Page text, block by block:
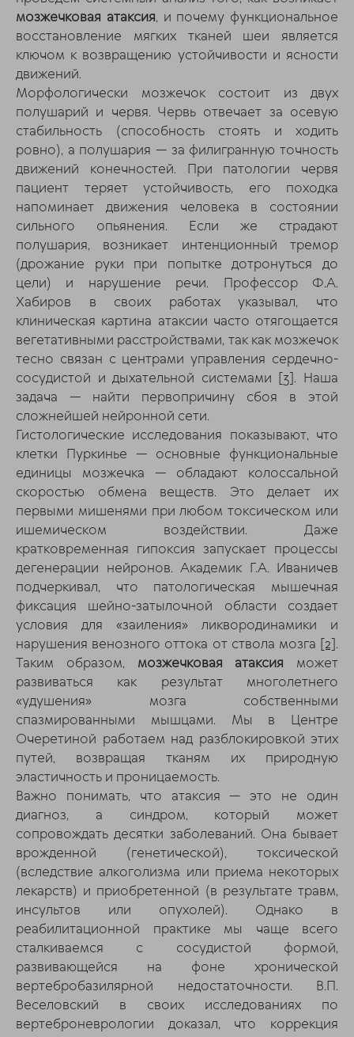
мозжечковая атаксия, и почему функциональное
восстановление мягких тканей шеи является
ключом к возвращению устойчивости и ясности
движений.
Морфологически мозжечок состоит из двух
полушарий и червя. Червь отвечает за осевую
стабильность (способность стоять и ходить
ровно), а полушария — за филигранную точность
движений конечностей. При патологии червя
пациент теряет устойчивость, его походка
напоминает движения человека в состоянии
сильного опьянения. Если же страдают
полушария, возникает интенционный тремор
(дрожание руки при попытке дотронуться до
цели) и нарушение речи. Профессор Ф.А.
Хабиров в своих работах указывал, что
клиническая картина атаксии часто отягощается
вегетативными расстройствами, так как мозжечок
тесно связан с центрами управления сердечно-
сосудистой и дыхательной системами [3]. Наша
задача — найти первопричину сбоя в этой
сложнейшей нейронной сети.
Гистологические исследования показывают, что
клетки Пуркинье — основные функциональные
единицы мозжечка — обладают колоссальной
скоростью обмена веществ. Это делает их
первыми мишенями при любом токсическом или
ишемическом воздействии. Даже
кратковременная гипоксия запускает процессы
дегенерации нейронов. Академик Г.А. Иваничев
подчеркивал, что патологическая мышечная
фиксация шейно-затылочной области создает
условия для «заиления» ликвородинамики и
нарушения венозного оттока от ствола мозга [2].
Таким образом, мозжечковая атаксия может
развиваться как результат многолетнего
«удушения» мозга собственными
спазмированными мышцами. Мы в Центре
Очеретиной работаем над разблокировкой этих
путей, возвращая тканям их природную
эластичность и проницаемость.
Важно понимать, что атаксия — это не один
диагноз, а синдром, который может
сопровождать десятки заболеваний. Она бывает
врожденной (генетической), токсической
(вследствие алкоголизма или приема некоторых
лекарств) и приобретенной (в результате травм,
инсультов или опухолей). Однако в
реабилитационной практике мы чаще всего
сталкиваемся с сосудистой формой,
развивающейся на фоне хронической
вертебробазилярной недостаточности. В.П.
Веселовский в своих исследованиях по
вертеброневрологии доказал, что коррекция